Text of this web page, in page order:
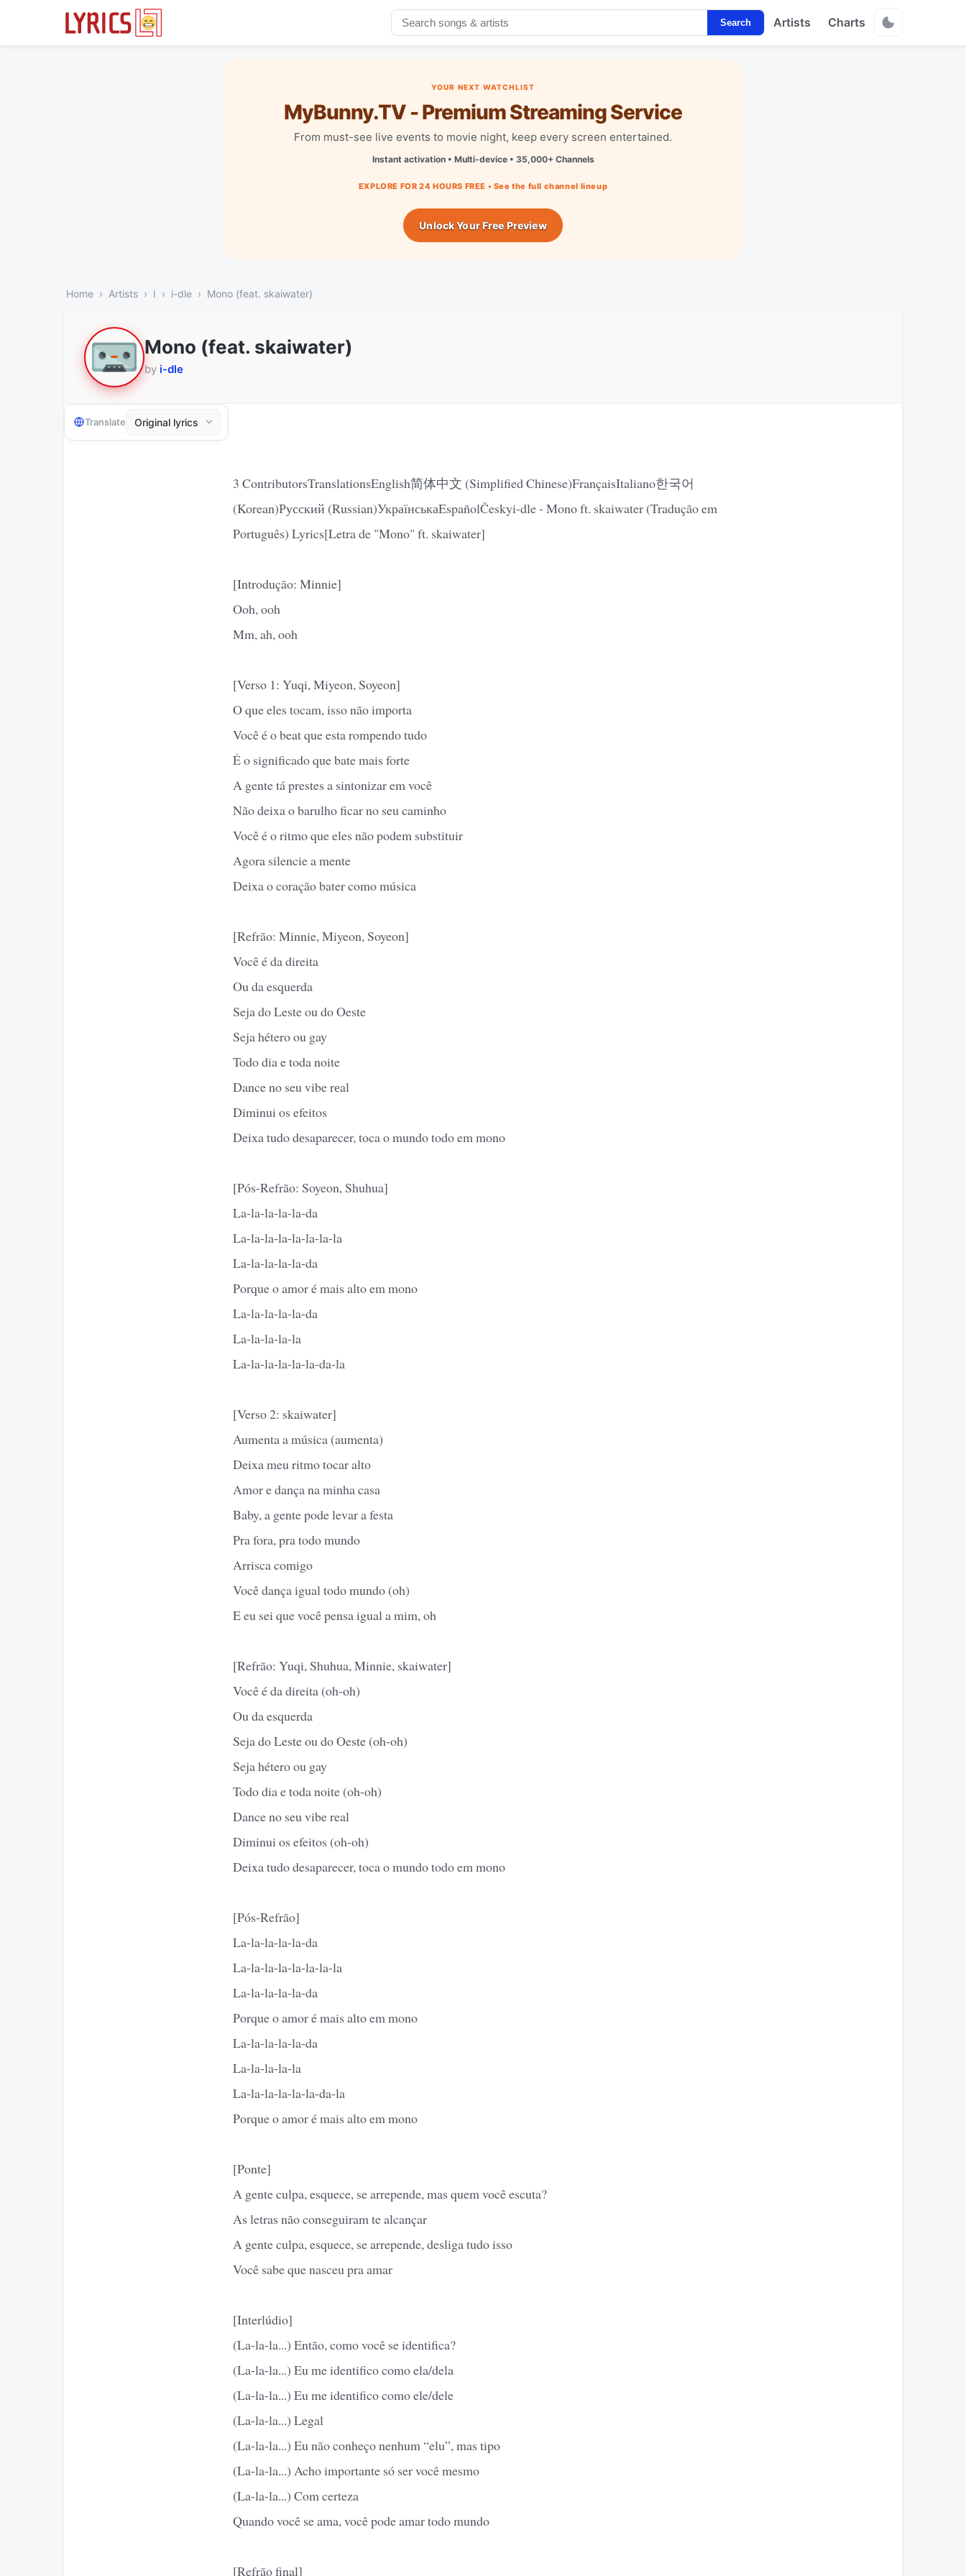
Search Artists Charts
YOUR NEXT WATCHLIST
MyBunny.TV - Premium Streaming Service
From must-see live events to movie night, keep every screen entertained.
Instant activation • Multi-device • 35,000+ Channels
EXPLORE FOR 24 HOURS FREE • See the full channel lineup
Unlock Your Free Preview
Home Artists I i-dle Mono (feat. skaiwater)
Mono (feat. skaiwater)
by i-dle
Translate
3 ContributorsTranslationsEnglish简体中文 (Simplified Chinese)FrançaisItaliano한국어
(Korean)Русский (Russian)УкраїнськаEspañolČeskyi-dle - Mono ft. skaiwater (Tradução em
Português) Lyrics[Letra de "Mono" ft. skaiwater]
[Introdução: Minnie]
Ooh, ooh
Mm, ah, ooh
[Verso 1: Yuqi, Miyeon, Soyeon]
O que eles tocam, isso não importa
Você é o beat que esta rompendo tudo
É o significado que bate mais forte
A gente tá prestes a sintonizar em você
Não deixa o barulho ficar no seu caminho
Você é o ritmo que eles não podem substituir
Agora silencie a mente
Deixa o coração bater como música
[Refrão: Minnie, Miyeon, Soyeon]
Você é da direita
Ou da esquerda
Seja do Leste ou do Oeste
Seja hétero ou gay
Todo dia e toda noite
Dance no seu vibe rеal
Diminui os efeitos
Deixa tudo dеsaparecer, toca o mundo todo em mono
[Pós-Refrão: Soyeon, Shuhua]
La-la-la-la-la-da
La-la-la-la-la-la-la-la
La-la-la-la-la-da
Porque o amor é mais alto em mono
La-la-la-la-la-da
La-la-la-la-la
La-la-la-la-la-la-da-la
[Verso 2: skaiwater]
Aumenta a música (aumenta)
Deixa meu ritmo tocar alto
Amor e dança na minha casa
Baby, a gente pode levar a festa
Pra fora, pra todo mundo
Arrisca comigo
Você dança igual todo mundo (oh)
E eu sei que você pensa igual a mim, oh
[Refrão: Yuqi, Shuhua, Minnie, skaiwater]
Você é da direita (oh-oh)
Ou da esquerda
Seja do Leste ou do Oeste (oh-oh)
Seja hétero ou gay
Todo dia e toda noite (oh-oh)
Dance no seu vibe real
Diminui os efeitos (oh-oh)
Deixa tudo desaparecer, toca o mundo todo em mono
[Pós-Refrão]
La-la-la-la-la-da
La-la-la-la-la-la-la-la
La-la-la-la-la-da
Porque o amor é mais alto em mono
La-la-la-la-la-da
La-la-la-la-la
La-la-la-la-la-la-da-la
Porque o amor é mais alto em mono
[Ponte]
A gente culpa, esquece, se arrepende, mas quem você escuta?
As letras não conseguiram te alcançar
A gente culpa, esquece, se arrepende, desliga tudo isso
Você sabe que nasceu pra amar
[Interlúdio]
(La-la-la...) Então, como você se identifica?
(La-la-la...) Eu me identifico como ela/dela
(La-la-la...) Eu me identifico como ele/dele
(La-la-la...) Legal
(La-la-la...) Eu não conheço nenhum “elu”, mas tipo
(La-la-la...) Acho importante só ser você mesmo
(La-la-la...) Com certeza
Quando você se ama, você pode amar todo mundo
[Refrão final]